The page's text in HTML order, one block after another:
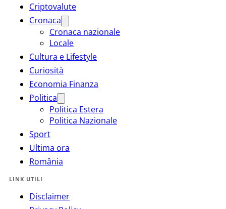
Criptovalute
Cronaca
Cronaca nazionale
Locale
Cultura e Lifestyle
Curiosità
Economia Finanza
Politica
Politica Estera
Politica Nazionale
Sport
Ultima ora
România
LINK UTILI
Disclaimer